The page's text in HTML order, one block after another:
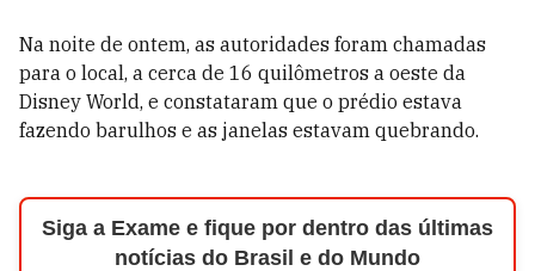
Na noite de ontem, as autoridades foram chamadas
para o local, a cerca de 16 quilômetros a oeste da
Disney World, e constataram que o prédio estava
fazendo barulhos e as janelas estavam quebrando.
Siga a Exame e fique por dentro das últimas
notícias do Brasil e do Mundo